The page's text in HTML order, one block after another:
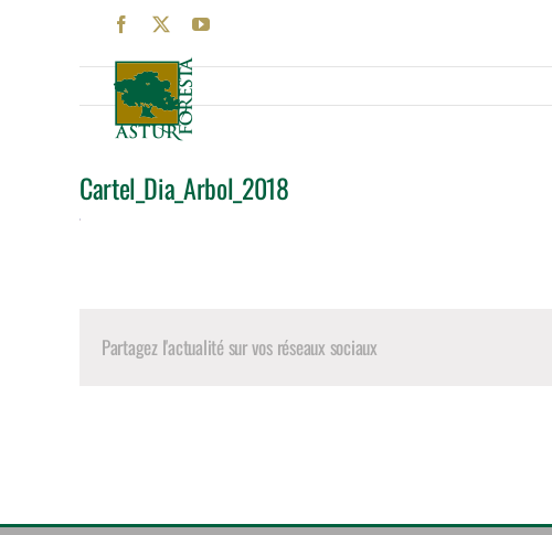
Facebook YouTube
Cartel_Dia_Arbol_2018
Partagez l'actualité sur vos réseaux sociaux